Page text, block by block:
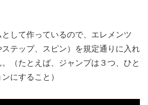
して作っているので、エレメンツ
ステップ、スピン）を規定通りに入れ
（たとえば、ジャンプは３つ、ひと
にすること）